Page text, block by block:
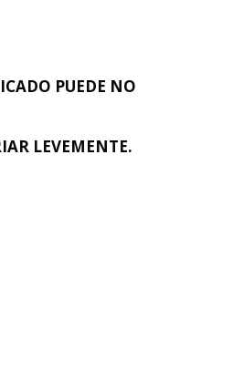
PUEDE NO
LEVEMENTE.